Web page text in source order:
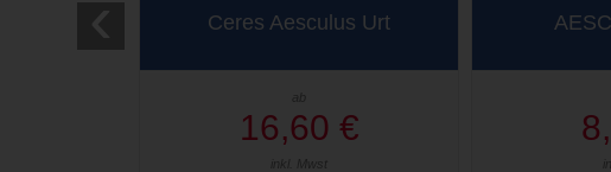
Ceres Aesculus Urt
ab
16,60 €
inkl. Mwst